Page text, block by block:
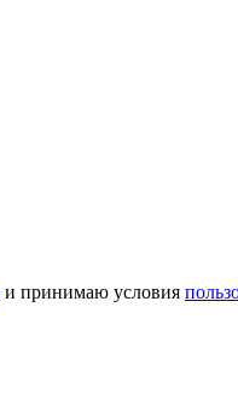
и принимаю условия